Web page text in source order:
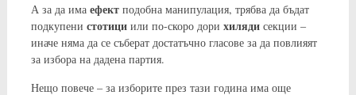
А за да има ефектподобна манипулация, трябва да бъдат
подкупени стотициили по-скоро дори хилядисекции –
иначе няма да се съберат достатъчно гласове за да повлияят
за избора на дадена партия.
Нещо повече – за изборите през тази година има още